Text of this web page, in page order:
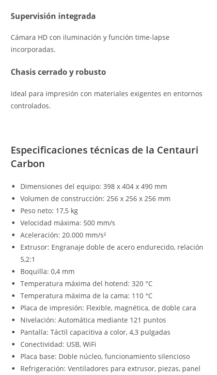
Supervisión integrada
Cámara HD con iluminación y función time-lapse
incorporadas.
Chasis cerrado y robusto
Ideal para impresión con materiales exigentes en entornos
controlados.
Especificaciones técnicas de la Centauri
Carbon
Dimensiones del equipo: 398 x 404 x 490 mm
Volumen de construcción: 256 x 256 x 256 mm
Peso neto: 17,5 kg
Velocidad máxima: 500 mm/s
Aceleración: 20.000 mm/s²
Extrusor: Engranaje doble de acero endurecido, relación
5,2:1
Boquilla: 0,4 mm
Temperatura máxima del hotend: 320 °C
Temperatura máxima de la cama: 110 °C
Placa de impresión: Flexible, magnética, de doble cara
Nivelación: Automática mediante 121 puntos
Pantalla: Táctil capacitiva a color, 4,3 pulgadas
Conectividad: USB, WiFi
Placa base: Doble núcleo, funcionamiento silencioso
Refrigeración: Ventiladores para extrusor, piezas, panel